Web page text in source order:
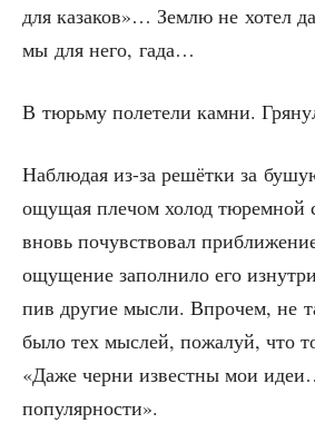
для каза­ков»… Зем­лю не хотел
мы для него, гада…
В тюрь­му поле­те­ли кам­ни.
Наблю­дая из-за решёт­ки за
ощу­щая пле­чом холод тюрем­ной
вновь почув­ство­вал
ощу­ще­ние запол­ни­ло его
пив дру­гие мыс­ли. Впро­чем, не
было тех мыс­лей, пожа­луй, что
«Даже чер­ни извест­ны мои
популярности».